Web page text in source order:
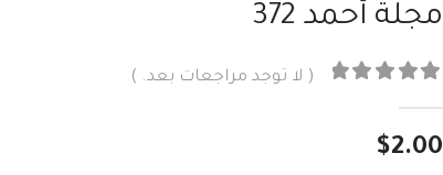
مجلة أحمد 372
( لا توجد مراجعات بعد. )
$2.00